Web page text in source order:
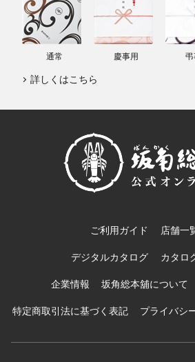
通常 慶事用 弔
詳しくはこちら
ご利用ガイド 店舗一
デジタルカタログ カタロ
企業情報 坂角総本舖について
特定商取引法に基づく表記 プライバシ